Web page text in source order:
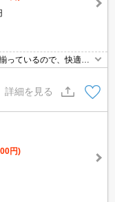
っているので、快適に
犯対策もばっちりで
ど豊富なので、衣類や
キッチン付きの物件で
詳細を見る
円)